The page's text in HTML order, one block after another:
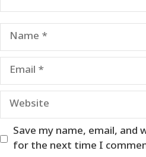
Name
Email
Website
Save my name, email, and
for the next time I